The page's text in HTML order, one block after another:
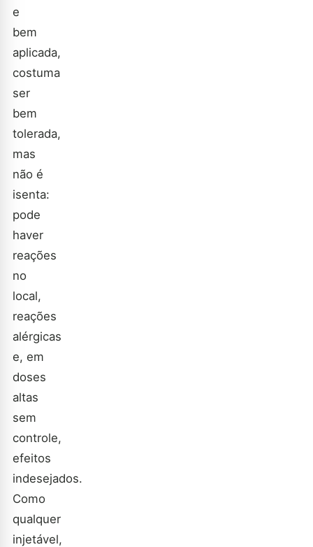
e
bem
aplicada,
costuma
ser
bem
tolerada,
mas
não é
isenta:
pode
haver
reações
no
local,
reações
alérgicas
e, em
doses
altas
sem
controle,
efeitos
indesejados.
Como
qualquer
injetável,